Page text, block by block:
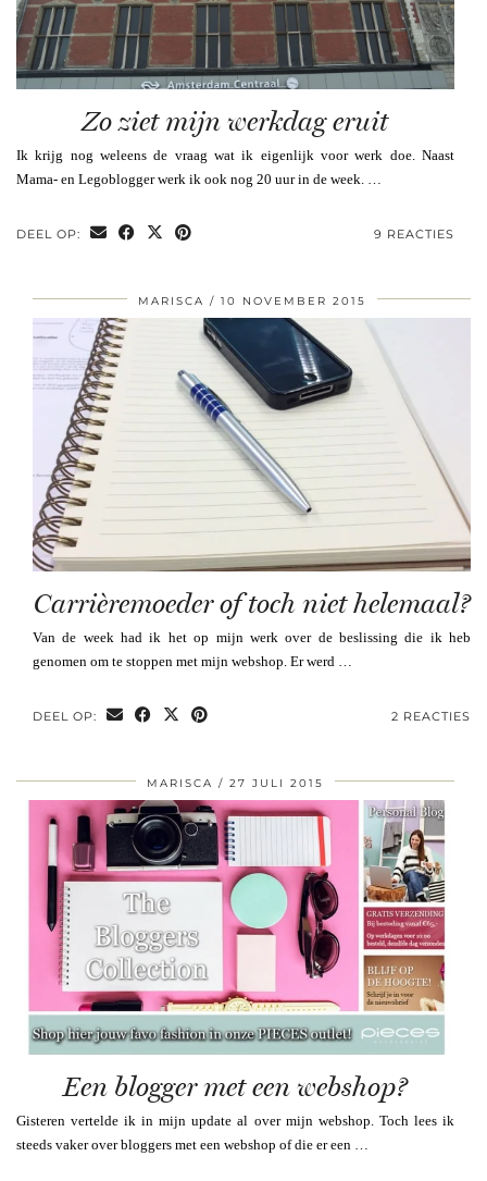
Zo ziet mijn werkdag eruit
Ik krijg nog weleens de vraag wat ik eigenlijk voor werk doe. Naast
Mama- en Legoblogger werk ik ook nog 20 uur in de week. …
DEEL OP: 9 REACTIES
MARISCA 10 NOVEMBER 2015
Carrièremoeder of toch niet helemaal?
Van de week had ik het op mijn werk over de beslissing die ik heb
genomen om te stoppen met mijn webshop. Er werd …
DEEL OP: 2 REACTIES
MARISCA 27 JULI 2015
Een blogger met een webshop?
Gisteren vertelde ik in mijn update al over mijn webshop. Toch lees ik
steeds vaker over bloggers met een webshop of die er een …